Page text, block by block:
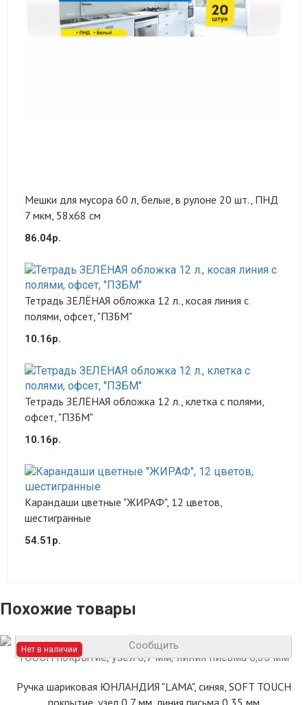
Мешки для мусора 60 л, белые, в рулоне 20 шт., ПНД
7 мкм, 58х68 см
86.04р.
Тетрадь ЗЕЛЁНАЯ обложка 12 л., косая линия с
полями, офсет, "ПЗБМ"
10.16р.
Тетрадь ЗЕЛЁНАЯ обложка 12 л., клетка с полями,
офсет, "ПЗБМ"
10.16р.
Карандаши цветные "ЖИРАФ", 12 цветов,
шестигранные
54.51р.
Похожие товары
Нет в наличии Сообщить
Ручка шариковая ЮНЛАНДИЯ "LAMA", синяя, SOFT TOUCH
покрытие, узел 0,7 мм, линия письма 0,35 мм